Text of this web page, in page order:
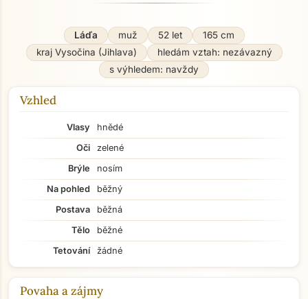
Láďa muž 52 let
165 cm
kraj Vysočina (Jihlava)
hledám vztah: nezávazný
s výhledem: navždy
Vzhled
Vlasy
hnědé
Oči
zelené
Brýle
nosím
Na pohled
běžný
Postava
běžná
Tělo
běžné
Tetování
žádné
Povaha a zájmy